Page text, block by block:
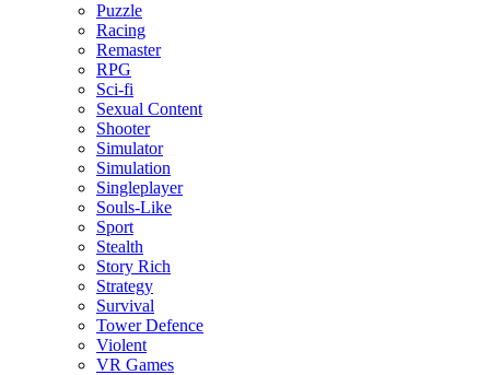
Puzzle
Racing
Remaster
RPG
Sci-fi
Sexual Content
Shooter
Simulator
Simulation
Singleplayer
Souls-Like
Sport
Stealth
Story Rich
Strategy
Survival
Tower Defence
Violent
VR Games